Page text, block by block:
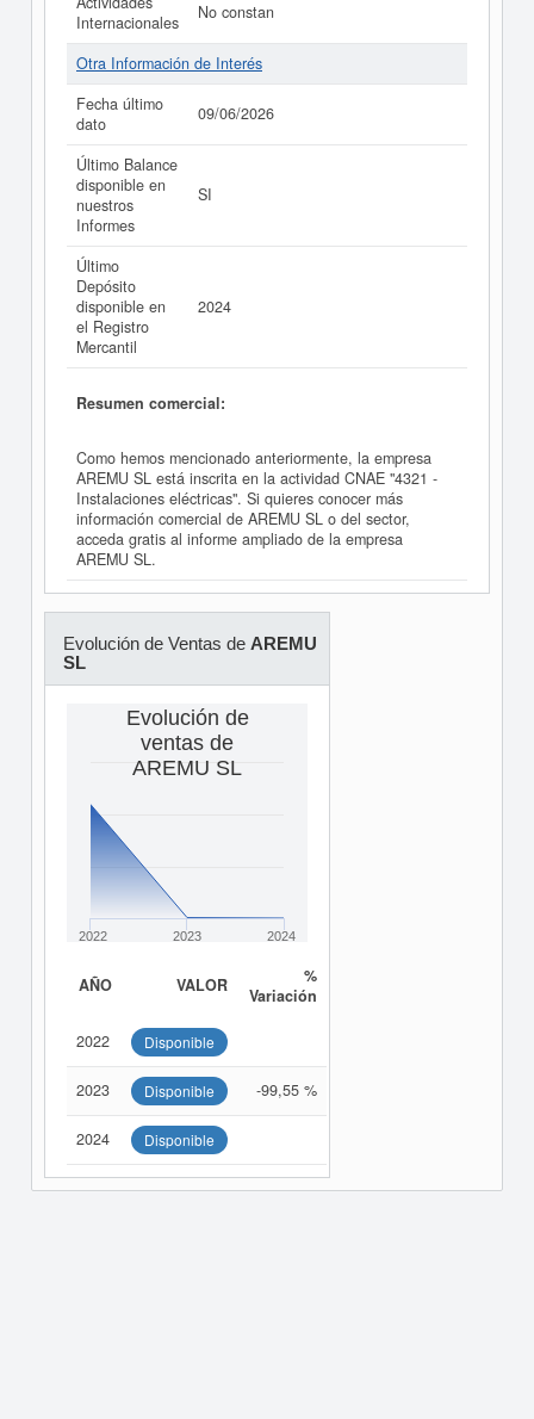
Internacionales
No constan
Otra Información de Interés
Fecha último
dato
09/06/2026
Último Balance
disponible en
nuestros
Informes
SI
Último
Depósito
disponible en
el Registro
Mercantil
2024
Resumen comercial:
Como hemos mencionado anteriormente, la empresa
AREMU SL está inscrita en la actividad CNAE "4321 -
Instalaciones eléctricas". Si quieres conocer más
información comercial de AREMU SL o del sector,
acceda gratis al informe ampliado de la empresa
AREMU SL.
Evolución de Ventas de AREMU
SL
Evolución de
ventas de
AREMU SL
2022 2023 2024
AÑO VALOR
%
Variación
2022 Disponible
2023 Disponible -99,55 %
2024 Disponible